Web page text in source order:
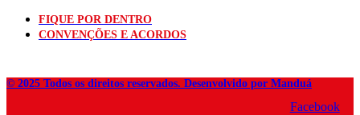
FIQUE POR DENTRO
CONVENÇÕES E ACORDOS
© 2025 Todos os direitos reservados. Desenvolvido por Manduá
Facebook